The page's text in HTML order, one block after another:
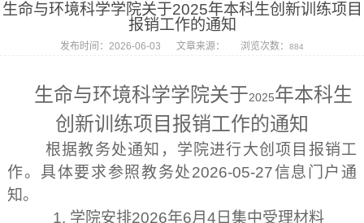
生命与环境科学学院关于2025年本科生创新训练项目
报销工作的通知
发布时间：2026-06-03 文章来源： 浏览次数：884
生命与环境科学学院关于2025年本科生
创新训练项目报销工作的通知
根据教务处通知，学院进行大创项目报销工
作。具体要求参照教务处2026-05-27信息门户通
知。
1. 学院安排2026年6月 4 日集中受理材料